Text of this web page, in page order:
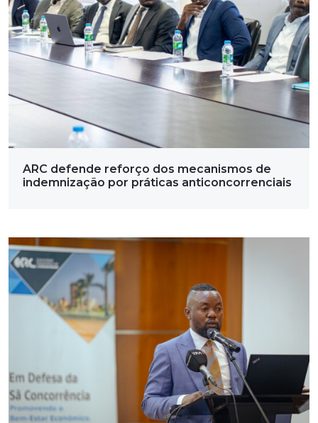
ARC defende reforço dos mecanismos de
indemnização por práticas anticoncorrenciais